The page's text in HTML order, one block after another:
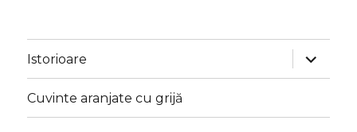
Istorioare
expand
child
menu
Cuvinte aranjate cu grijă